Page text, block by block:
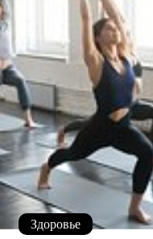
Здоровье